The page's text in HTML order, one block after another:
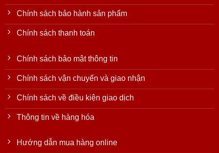
Chính sách bảo hành sản phẩm
Chính sách thanh toán
Chính sách bảo mật thông tin
Chính sách vận chuyển và giao nhận
Chính sách về điều kiện giao dịch
Thông tin về hàng hóa
Hướng dẫn mua hàng online